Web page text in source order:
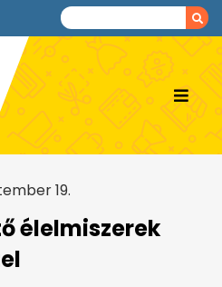
19.
élelmiszerek